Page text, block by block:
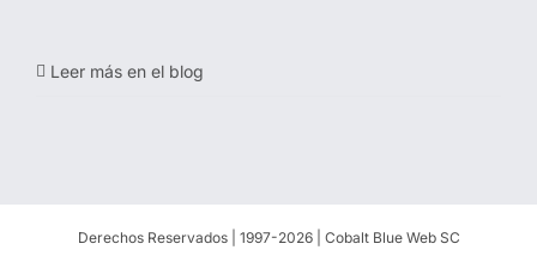
Leer más en el blog
Derechos Reservados | 1997-2026 | Cobalt Blue Web SC